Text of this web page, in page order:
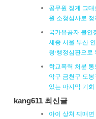
공무원 징계 그
원 소청심사로 정
국가유공자 불인
세종 서울 부산
청·행정심판으
학교폭력 처분
악구 금천구 도
있는 마지막 기회
kang611 최신글
아이 상처 꿰매